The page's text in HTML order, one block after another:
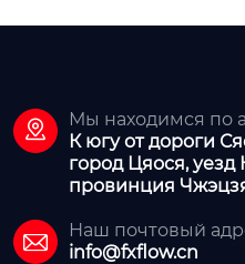

Мы находимся по
К югу от дороги
город Цяося,
провинция

Наш почтовый
info@fxflow.cn